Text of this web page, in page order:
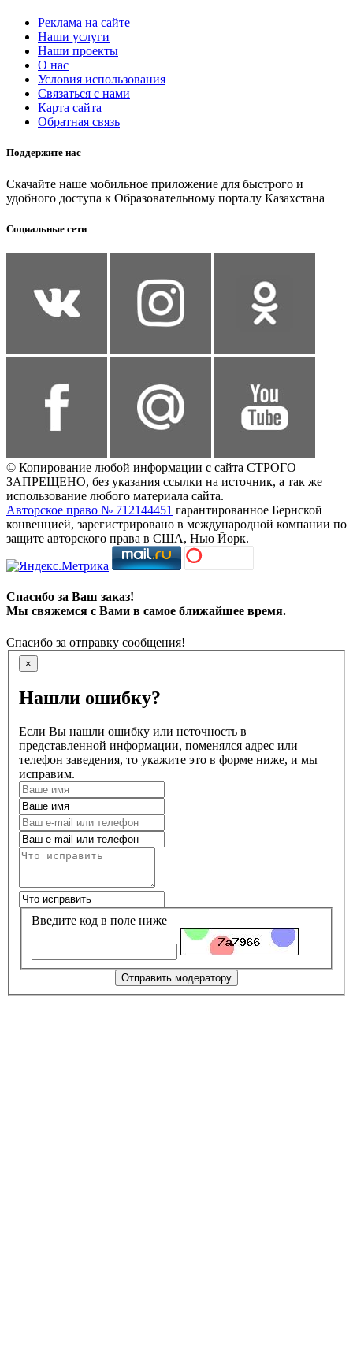
Реклама на сайте
Наши услуги
Наши проекты
О нас
Условия использования
Связаться с нами
Карта сайта
Обратная связь
Поддержите нас
Скачайте наше мобильное приложение для быстрого и
удобного доступа к Образовательному порталу Казахстана
Социальные сети
© Копирование любой информации с сайта СТРОГО
ЗАПРЕЩЕНО, без указания ссылки на источник, а так же
использование любого материала сайта.
Авторское право № 712144451 гарантированное Бернской
конвенцией, зарегистрировано в международной компании по
защите авторского права в США, Нью Йорк.
Спасибо за Ваш заказ!
Мы свяжемся с Вами в самое ближайшее время.
Спасибо за отправку сообщения!
×
Нашли ошибку?
Если Вы нашли ошибку или неточность в
представленной информации, поменялся адрес или
телефон заведения, то укажите это в форме ниже, и мы
исправим.
Введите код в поле ниже
Отправить модератору